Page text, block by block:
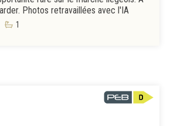
Photos retravaillées avec l'IA
1